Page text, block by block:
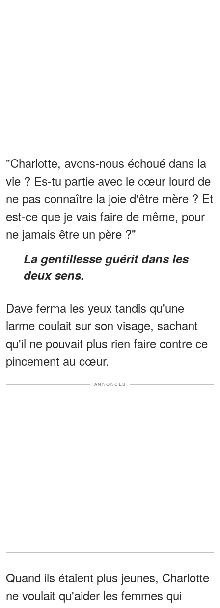
"Charlotte, avons-nous échoué dans la
vie ? Es-tu partie avec le cœur lourd de
ne pas connaître la joie d'être mère ? Et
est-ce que je vais faire de même, pour
ne jamais être un père ?"
La gentillesse guérit dans les
deux sens.
Dave ferma les yeux tandis qu'une
larme coulait sur son visage, sachant
qu'il ne pouvait plus rien faire contre ce
pincement au cœur.
ANNONCES
Quand ils étaient plus jeunes, Charlotte
ne voulait qu'aider les femmes qui